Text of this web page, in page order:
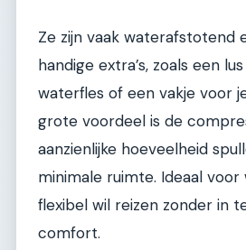
Ze zijn vaak waterafstotend
handige extra’s, zoals een
waterfles of een vakje voor
grote voordeel is de
aanzienlijke hoeveelheid
minimale ruimte. Ideaal
flexibel wil reizen zonder in
comfort.